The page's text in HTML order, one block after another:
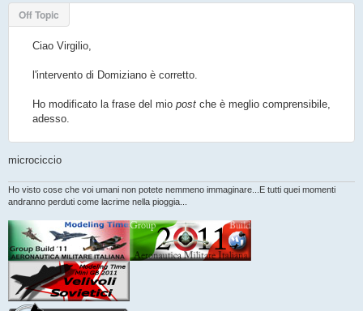
s
a
g
Off Topic
Ciao Virgilio,
l'intervento di Domiziano è corretto.
Ho modificato la frase del mio post che è meglio comprensibile,
adesso.
microciccio
Ho visto cose che voi umani non potete nemmeno immaginare...E tutti quei momenti
andranno perduti come lacrime nella pioggia...